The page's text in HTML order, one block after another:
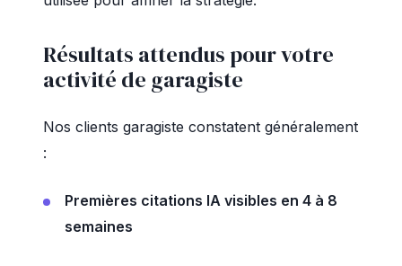
Résultats attendus pour votre
activité de garagiste
Nos clients garagiste constatent généralement
:
Premières citations IA visibles en 4 à 8
semaines